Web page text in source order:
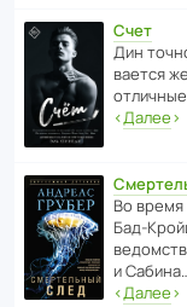
Счет
Дин
ва­ется
‹Далее›
Во время
и
‹Далее›